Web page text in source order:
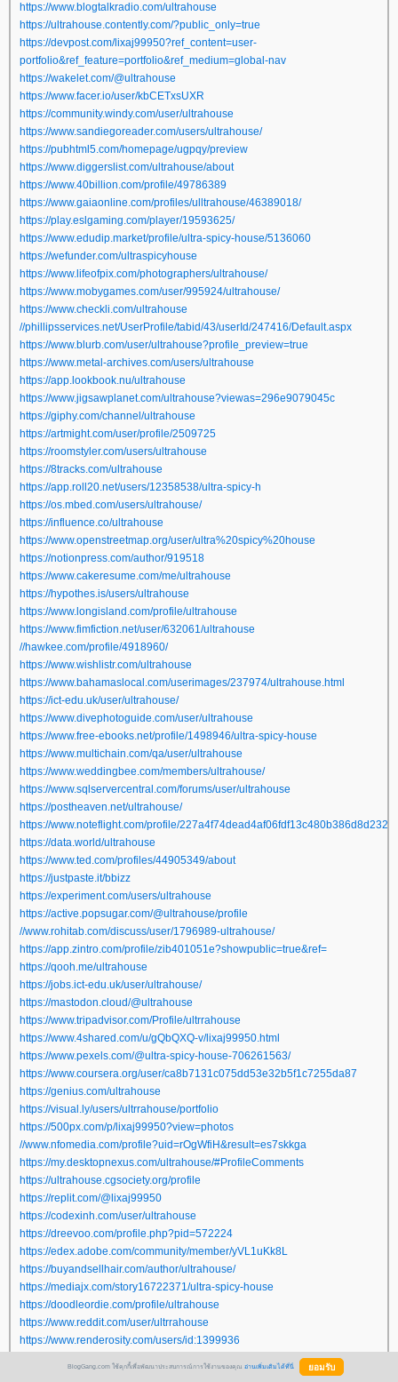
https://www.blogtalkradio.com/ultrahouse
https://ultrahouse.contently.com/?public_only=true
https://devpost.com/lixaj99950?ref_content=user-
portfolio&ref_feature=portfolio&ref_medium=global-nav
https://wakelet.com/@ultrahouse
https://www.facer.io/user/kbCETxsUXR
https://community.windy.com/user/ultrahouse
https://www.sandiegoreader.com/users/ultrahouse/
https://pubhtml5.com/homepage/ugpqy/preview
https://www.diggerslist.com/ultrahouse/about
https://www.40billion.com/profile/49786389
https://www.gaiaonline.com/profiles/ulltrahouse/46389018/
https://play.eslgaming.com/player/19593625/
https://www.edudip.market/profile/ultra-spicy-house/5136060
https://wefunder.com/ultraspicyhouse
https://www.lifeofpix.com/photographers/ultrahouse/
https://www.mobygames.com/user/995924/ultrahouse/
https://www.checkli.com/ultrahouse
//phillipsservices.net/UserProfile/tabid/43/userId/247416/Default.aspx
https://www.blurb.com/user/ultrahouse?profile_preview=true
https://www.metal-archives.com/users/ultrahouse
https://app.lookbook.nu/ultrahouse
https://www.jigsawplanet.com/ultrahouse?viewas=296e9079045c
https://giphy.com/channel/ultrahouse
https://artmight.com/user/profile/2509725
https://roomstyler.com/users/ultrahouse
https://8tracks.com/ultrahouse
https://app.roll20.net/users/12358538/ultra-spicy-h
https://os.mbed.com/users/ultrahouse/
https://influence.co/ultrahouse
https://www.openstreetmap.org/user/ultra%20spicy%20house
https://notionpress.com/author/919518
https://www.cakeresume.com/me/ultrahouse
https://hypothes.is/users/ultrahouse
https://www.longisland.com/profile/ultrahouse
https://www.fimfiction.net/user/632061/ultrahouse
//hawkee.com/profile/4918960/
https://www.wishlistr.com/ultrahouse
https://www.bahamaslocal.com/userimages/237974/ultrahouse.html
https://ict-edu.uk/user/ultrahouse/
https://www.divephotoguide.com/user/ultrahouse
https://www.free-ebooks.net/profile/1498946/ultra-spicy-house
https://www.multichain.com/qa/user/ultrahouse
https://www.weddingbee.com/members/ultrahouse/
https://www.sqlservercentral.com/forums/user/ultrahouse
https://postheaven.net/ultrahouse/
https://www.noteflight.com/profile/
https://data.world/ultrahouse
https://www.ted.com/profiles/44905349/about
https://justpaste.it/bbizz
https://experiment.com/users/ultrahouse
https://active.popsugar.com/@ultrahouse/profile
//www.rohitab.com/discuss/user/1796989-ultrahouse/
https://app.zintro.com/profile/zib401051e?showpublic=true&ref=
https://qooh.me/ultrahouse
https://jobs.ict-edu.uk/user/ultrahouse/
https://mastodon.cloud/@ultrahouse
https://www.tripadvisor.com/Profile/ultrrahouse
https://www.4shared.com/u/gQbQXQ-v/lixaj99950.html
https://www.pexels.com/@ultra-spicy-house-706261563/
https://www.coursera.org/user/ca8b7131c075dd53e32b5f1c7255da87
https://genius.com/ultrahouse
https://visual.ly/users/ultrrahouse/portfolio
https://500px.com/p/lixaj99950?view=photos
//www.nfomedia.com/profile?uid=rOgWfiH&result=es7skkga
https://my.desktopnexus.com/ultrahouse/#ProfileComments
https://ultrahouse.cgsociety.org/profile
https://replit.com/@lixaj99950
https://codexinh.com/user/ultrahouse
https://dreevoo.com/profile.php?pid=572224
https://edex.adobe.com/community/member/yVL1uKk8L
https://buyandsellhair.com/author/ultrahouse/
https://mediajx.com/story16722371/ultra-spicy-house
https://doodleordie.com/profile/ultrahouse
https://www.reddit.com/user/ultrrahouse
https://www.renderosity.com/users/id:1399936
mark-template.com/story17119951/ultra-spicy-house"/>https:
BlogGang.com ใช้คุกกี้เพื่อพัฒนาประสบการณ์การใช้งานของคุณ อ่านเพิ่มเติมได้ที่นี่